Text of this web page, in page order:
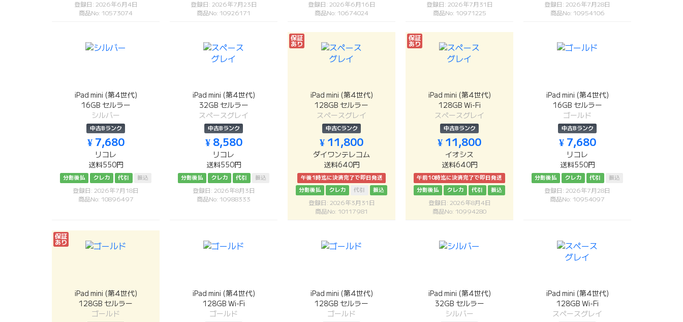
登録日: 2026年6月4日
商品No: 10573074
登録日: 2026年7月23日
商品No: 10926171
登録日: 2026年6月16日
商品No: 10674024
登録日: 2026年7月31日
商品No: 10971225
登録日: 2026年7月28日
商品No: 10954106
iPad mini (第4世代)
16GB セルラー
シルバー
中古Bランク
¥ 7,680
リコレ
送料550円
分割後払 クレカ 代引 振込
登録日: 2026年7月18日
商品No: 10896497
iPad mini (第4世代)
32GB セルラー
スペースグレイ
中古Bランク
¥ 8,580
リコレ
送料550円
分割後払 クレカ 代引 振込
登録日: 2026年8月3日
商品No: 10988333
保証
あり
iPad mini (第4世代)
128GB セルラー
スペースグレイ
中古Cランク
¥ 11,800
ダイワンテレコム
送料640円
午後1時迄に決済完了で即日発送
分割後払
クレカ 代引 振込
登録日: 2026年3月31日
商品No: 10117981
保証
あり
iPad mini (第4世代)
128GB Wi-Fi
スペースグレイ
中古Bランク
¥ 11,800
イオシス
送料640円
午前10時迄に決済完了で即日発送
分割後払
クレカ 代引 振込
登録日: 2026年8月4日
商品No: 10994280
iPad mini (第4世代)
16GB セルラー
ゴールド
中古Bランク
¥ 7,680
リコレ
送料550円
分割後払 クレカ 代引 振込
登録日: 2026年7月28日
商品No: 10954097
保証
あり
iPad mini (第4世代)
128GB セルラー
ゴールド
iPad mini (第4世代)
128GB Wi-Fi
ゴールド
iPad mini (第4世代)
128GB セルラー
ゴールド
iPad mini (第4世代)
32GB セルラー
シルバー
iPad mini (第4世代)
128GB Wi-Fi
スペースグレイ